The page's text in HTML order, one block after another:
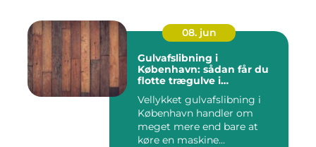
08. jun
Gulvafslibning i
København: sådan får du
flotte trægulve i
Vellykket gulvafslibning i
København handler om
meget mere end bare at
køre en maskine...